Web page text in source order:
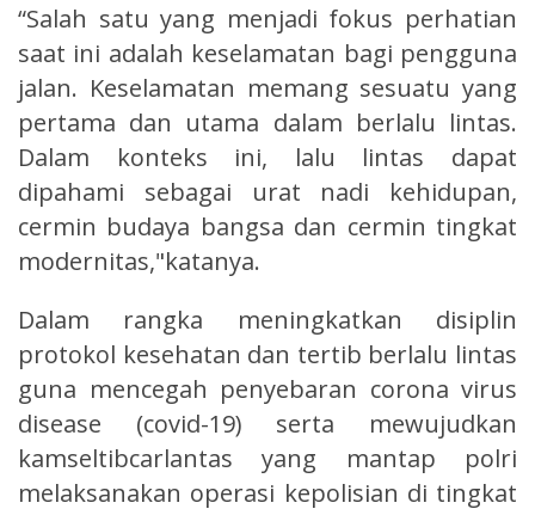
“Salah satu yang menjadi fokus perhatian
saat ini adalah keselamatan bagi pengguna
jalan. Keselamatan memang sesuatu yang
pertama dan utama dalam berlalu lintas.
Dalam konteks ini, lalu lintas dapat
dipahami sebagai urat nadi kehidupan,
cermin budaya bangsa dan cermin tingkat
modernitas,"katanya.
Dalam rangka meningkatkan disiplin
protokol kesehatan dan tertib berlalu lintas
guna mencegah penyebaran corona virus
disease (covid-19) serta mewujudkan
kamseltibcarlantas yang mantap polri
melaksanakan operasi kepolisian di tingkat